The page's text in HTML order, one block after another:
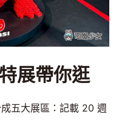
展帶你逛
五大展區：記載 20 週